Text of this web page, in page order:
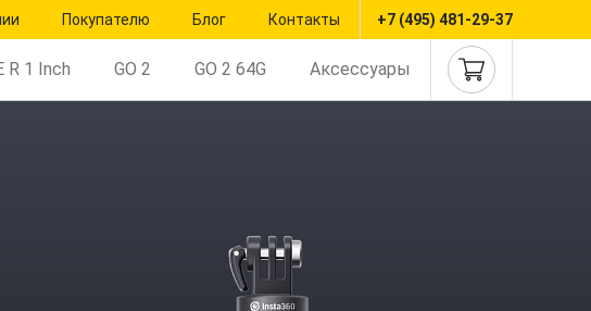
Покупателю Блог Контакты +7 (495) 481-29-37
R 1 Inch GO 2 GO 2 64G Аксессуары